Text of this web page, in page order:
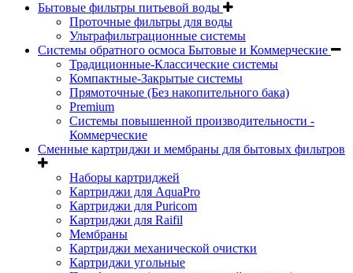
Бытовые фильтры питьевой воды
Проточные фильтры для воды
Ультрафильтрационные системы
Системы обратного осмоса Бытовые и Коммерческие
Традиционные-Классические системы
Компактные-Закрытые системы
Прямоточные (Без накопительного бака)
Premium
Системы повышенной производительности -
Коммерческие
Сменные картриджи и мембраны для бытовых фильтров
Наборы картриджей
Картриджи для AquaPro
Картриджи для Puricom
Картриджи для Raifil
Мембраны
Картриджи механической очистки
Картриджи угольные